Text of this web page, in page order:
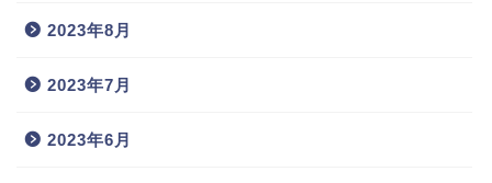
2023年8月
2023年7月
2023年6月